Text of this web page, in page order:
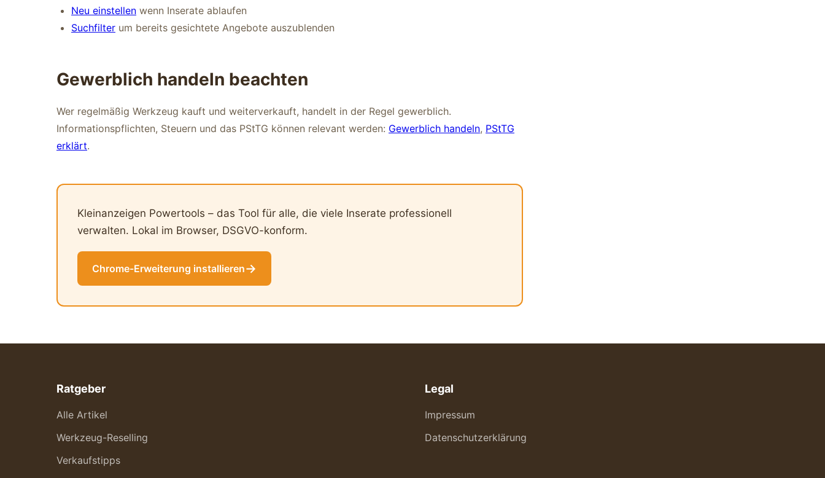
Neu einstellen wenn Inserate ablaufen
Suchfilter um bereits gesichtete Angebote auszublenden
Gewerblich handeln beachten
Wer regelmäßig Werkzeug kauft und weiterverkauft, handelt in der Regel gewerblich.
Informationspflichten, Steuern und das PStTG können relevant werden: Gewerblich handeln, PStTG
erklärt.
Kleinanzeigen Powertools – das Tool für alle, die viele Inserate professionell
verwalten. Lokal im Browser, DSGVO-konform.
Chrome-Erweiterung installieren→
Ratgeber
Alle Artikel
Werkzeug-Reselling
Verkaufstipps
Legal
Impressum
Datenschutzerklärung